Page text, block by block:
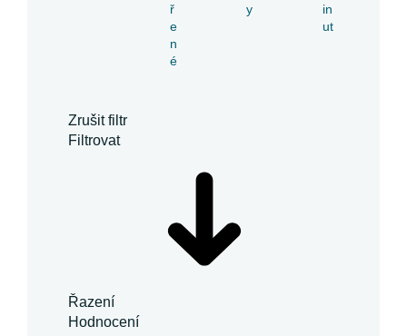
ř
e
n
é
y
in
ut
Zrušit filtr
Filtrovat
Řazení
Hodnocení